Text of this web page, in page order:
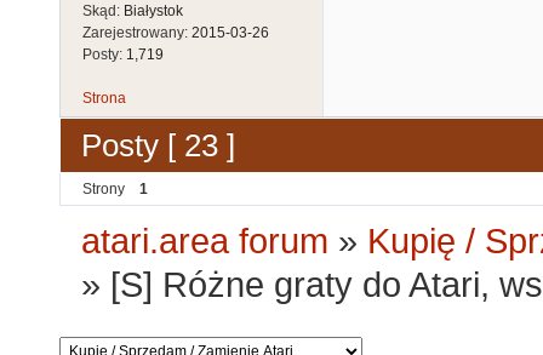
Skąd: Białystok
Zarejestrowany: 2015-03-26
Posty: 1,719
Strona
Posty [ 23 ]
Strony 1
atari.area forum » Kupię /
» [S] Różne graty do Atari,